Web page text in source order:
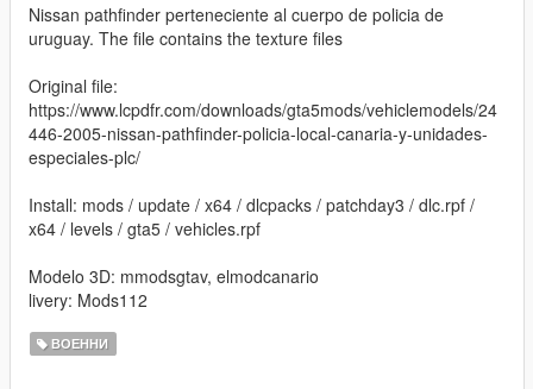
Nissan pathfinder perteneciente al cuerpo de policia de
uruguay. The file contains the texture files
Original file:
https://www.lcpdfr.com/downloads/gta5mods/vehiclemodels/24
446-2005-nissan-pathfinder-policia-local-canaria-y-unidades-
especiales-plc/
Install: mods / update / x64 / dlcpacks / patchday3 / dlc.rpf /
x64 / levels / gta5 / vehicles.rpf
Modelo 3D: mmodsgtav, elmodcanario
livery: Mods112
ВОЕННИ